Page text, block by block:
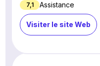
7,1 Assistance
Visiter le site Web